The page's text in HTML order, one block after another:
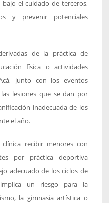
el cuidado de terceros,
y prevenir potenciales
de la práctica de
física o actividades
junto con los eventos
lesiones que se dan por
inadecuada de los
el año.
recibir menores con
por práctica deportiva
adecuado de los ciclos de
un riesgo para la
la gimnasia artística o